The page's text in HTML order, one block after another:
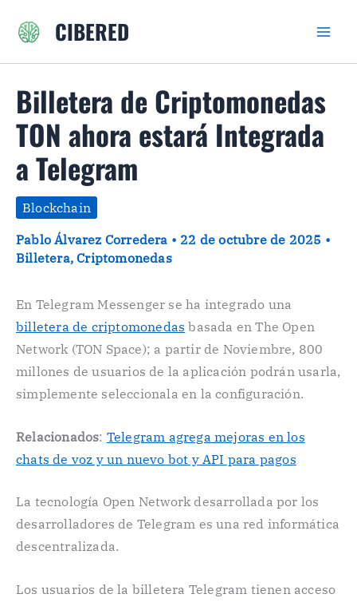
CIBERED
Billetera de Criptomonedas
TON ahora estará Integrada
a Telegram
Blockchain
Pablo Álvarez Corredera • 22 de octubre de 2025 •
Billetera,Criptomonedas
En Telegram Messenger se ha integrado una
billetera de criptomonedas basada en The Open
Network (TON Space); a partir de Noviembre, 800
millones de usuarios de la aplicación podrán usarla,
simplemente seleccionala en la configuración.
Relacionados: Telegram agrega mejoras en los
chats de voz y un nuevo bot y API para pagos
La tecnología Open Network desarrollada por los
desarrolladores de Telegram es una red informática
descentralizada.
Los usuarios de la billetera Telegram tienen acceso